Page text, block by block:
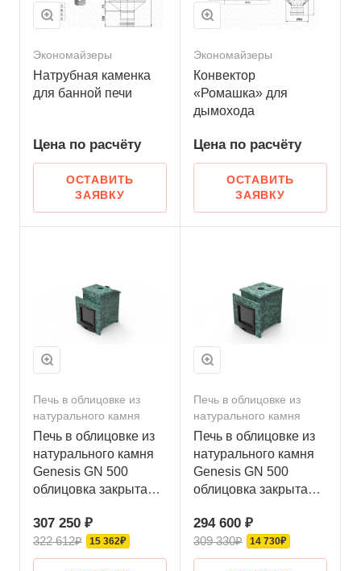
Экономайзеры
Натрубная каменка
для банной печи
Цена по расчёту
ОСТАВИТЬ
ЗАЯВКУ
Экономайзеры
Конвектор
«Ромашка» для
дымохода
Цена по расчёту
ОСТАВИТЬ
ЗАЯВКУ
Печь в облицовке из
натурального камня
Печь в облицовке из
натурального камня
Genesis GN 500
облицовка закрытая
талькохлорит-
шлифовка
307 250 ₽
322 612₽ 15 362₽
Печь в облицовке из
натурального камня
Печь в облицовке из
натурального камня
Genesis GN 500
облицовка закрытая
элит
294 600 ₽
309 330₽ 14 730₽